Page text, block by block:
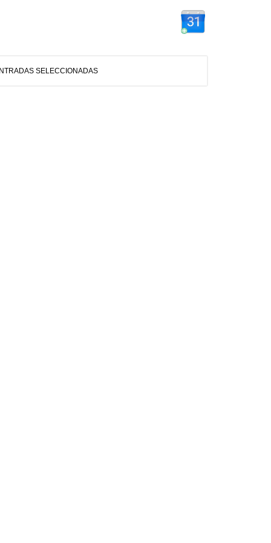
SELECCIONADAS